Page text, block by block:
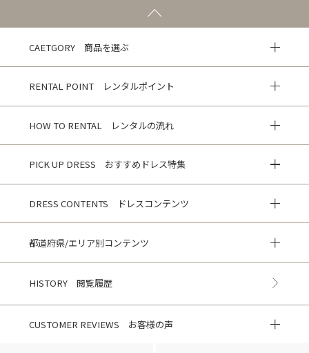
CAETGORY 商品を選ぶ
RENTAL POINT レンタルポイント
HOW TO RENTAL レンタルの流れ
PICK UP DRESS おすすめドレス特集
DRESS CONTENTS ドレスコンテンツ
都道府県/エリア別コンテンツ
HISTORY 閲覧履歴
CUSTOMER REVIEWS お客様の声